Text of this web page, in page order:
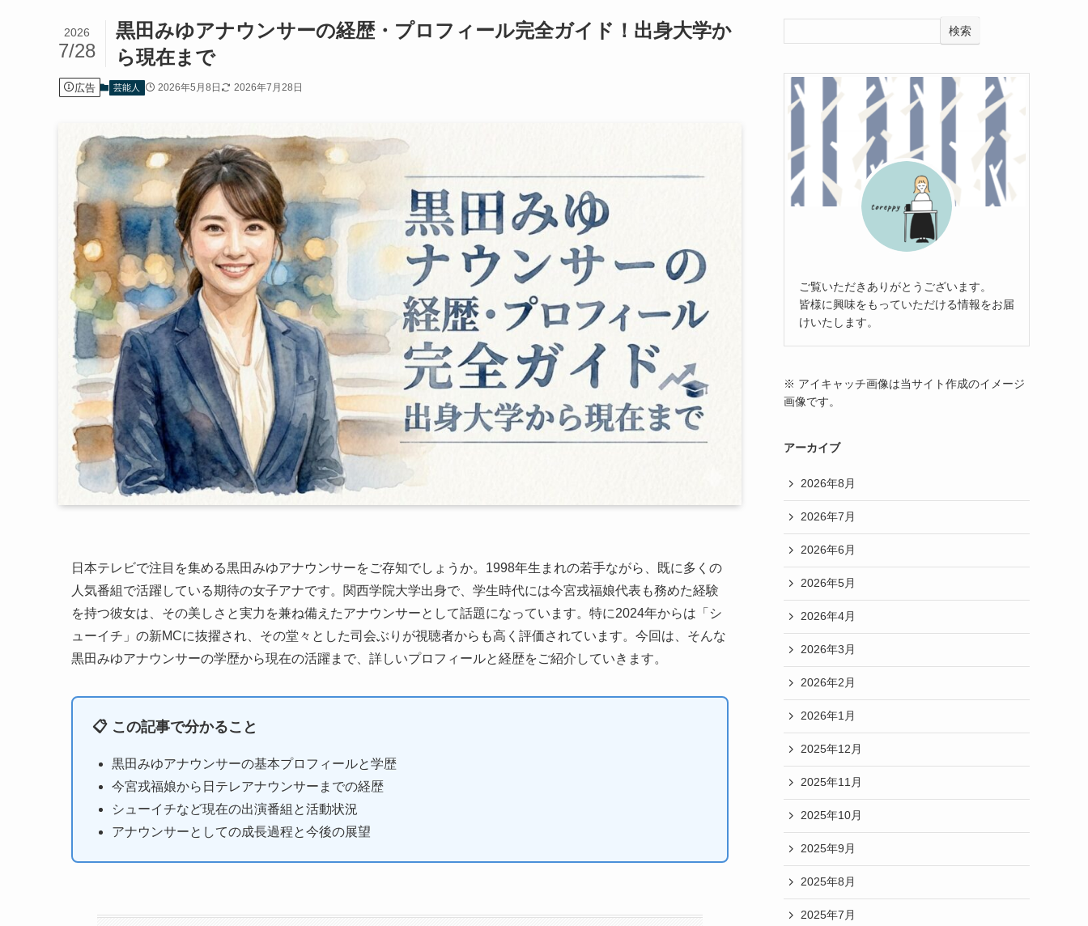
黒田みゆアナウンサーの経歴・プロフィール完全ガイド！出身大学か
ら現在まで
2026
7/28
広告 芸能人 2026年5月8日 2026年7月28日
日本テレビで注目を集める黒田みゆアナウンサーをご存知でしょうか。1998年生まれの若手ながら、既に多くの
人気番組で活躍している期待の女子アナです。関西学院大学出身で、学生時代には今宮戎福娘代表も務めた経験
を持つ彼女は、その美しさと実力を兼ね備えたアナウンサーとして話題になっています。特に2024年からは「シ
ューイチ」の新MCに抜擢され、その堂々とした司会ぶりが視聴者からも高く評価されています。今回は、そんな
黒田みゆアナウンサーの学歴から現在の活躍まで、詳しいプロフィールと経歴をご紹介していきます。
📋 この記事で分かること
黒田みゆアナウンサーの基本プロフィールと学歴
今宮戎福娘から日テレアナウンサーまでの経歴
シューイチなど現在の出演番組と活動状況
アナウンサーとしての成長過程と今後の展望
検索
ご覧いただきありがとうございます。
皆様に興味をもっていただける情報をお届
けいたします。
※ アイキャッチ画像は当サイト作成のイメージ
画像です。
アーカイブ
2026年8月
2026年7月
2026年6月
2026年5月
2026年4月
2026年3月
2026年2月
2026年1月
2025年12月
2025年11月
2025年10月
2025年9月
2025年8月
2025年7月